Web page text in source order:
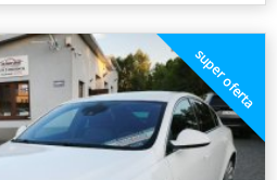
super oferta